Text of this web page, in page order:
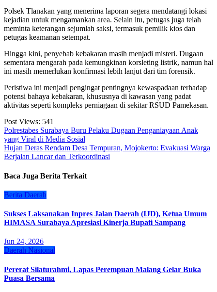
Polsek Tlanakan yang menerima laporan segera mendatangi lokasi
kejadian untuk mengamankan area. Selain itu, petugas juga telah
meminta keterangan sejumlah saksi, termasuk pemilik kios dan
petugas keamanan setempat.
Hingga kini, penyebab kebakaran masih menjadi misteri. Dugaan
sementara mengarah pada kemungkinan korsleting listrik, namun hal
ini masih memerlukan konfirmasi lebih lanjut dari tim forensik.
Peristiwa ini menjadi pengingat pentingnya kewaspadaan terhadap
potensi bahaya kebakaran, khususnya di kawasan yang padat
aktivitas seperti kompleks perniagaan di sekitar RSUD Pamekasan.
Post Views: 541
Navigasi
pos
Polrestabes Surabaya Buru Pelaku Dugaan Penganiayaan Anak
yang Viral di Media Sosial
Hujan Deras Rendam Desa Tempuran, Mojokerto: Evakuasi Warga
Berjalan Lancar dan Terkoordinasi
Baca Juga Berita Terkait
Berita Daerah
Sukses Laksanakan Inpres Jalan Daerah (IJD), Ketua Umum
HIMASA Surabaya Apresiasi Kinerja Bupati Sampang
Jun 24, 2026
Daerah Nasional
Pererat Silaturahmi, Lapas Perempuan Malang Gelar Buka
Puasa Bersama